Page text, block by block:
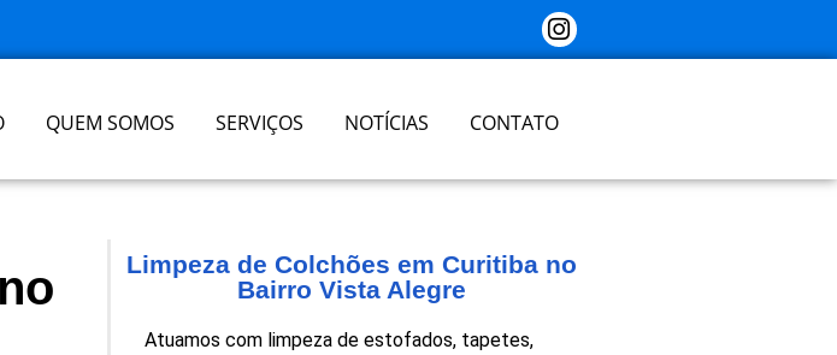
QUEM SOMOS SERVIÇOS NOTÍCIAS CONTATO
Limpeza de Colchões em Curitiba no
Bairro Vista Alegre
Atuamos com limpeza de estofados, tapetes,